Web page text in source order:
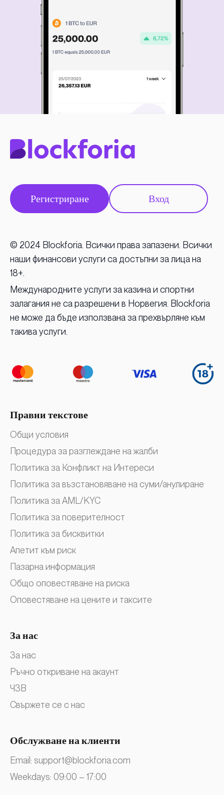
Регистриране Вход
© 2024 Blockforia. Всички права запазени. Всички
наши финансови услуги са достъпни за лица на
18+.
Международните услуги за казина и спортни
залагания не са разрешени в Норвегия. Blockforia
не може да бъде използвана за прехвърляне към
такива услуги.
Правни текстове
Общи условия
Процедура за разглеждане на жалби
Политика за Конфликт на Интереси
Политика за възстановяване на суми/анулиране
Политика за AML/KYC
Политика за поверителност
Политика за бисквитки
Апетит към риск
Пазарна информация
Общо оповестяване на риска
Оповестяване на цените и таксите
За нас
За нас
Ръчно откриване на акаунт
ЧЗВ
Свържете се с нас
Обслужване на клиенти
Email: support@blockforia.com
Weekdays: 09:00 – 17:00